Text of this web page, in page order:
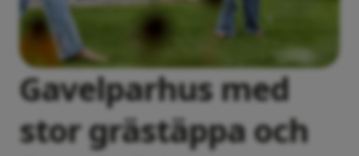
Gavelparhus med
stor grästäppa och